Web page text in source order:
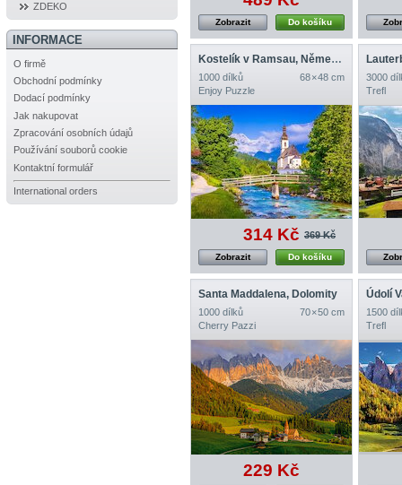
ZDEKO
INFORMACE
O firmě
Obchodní podmínky
Dodací podmínky
Jak nakupovat
Zpracování osobních údajů
Používání souborů cookie
Kontaktní formulář
International orders
Do košíku
Zobrazit
Kostelík v Ramsau, Německo
1000 dílků
68 × 48 cm
Enjoy Puzzle
314 Kč 369 Kč
Do košíku
Zobrazit
3000
Trefl
Santa Maddalena, Dolomity
1000 dílků
70 × 50 cm
Cherry Pazzi
229 Kč
Údolí
1500
Trefl